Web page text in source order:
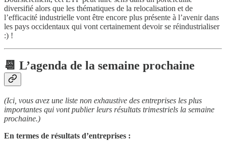
diversifié alors que les thématiques de la relocalisation et de
l’efficacité industrielle vont être encore plus présente à l’avenir dans
les pays occidentaux qui vont certainement devoir se réindustrialiser
:) !
📆 L’agenda de la semaine prochaine
(Ici, vous avez une liste non exhaustive des entreprises les plus
importantes qui vont publier leurs résultats trimestriels la semaine
prochaine.)
En termes de résultats d’entreprises :